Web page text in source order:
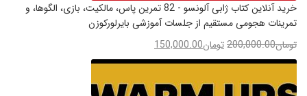
خرید آنلاین کتاب ژابی آلونسو - 82 تمرین پاس، مالکیت، بازی، الگوها، و
تمرینات هجومی مستقیم از جلسات آموزشی بایرلورکوزن
تومان200,000.00تومان150,000.00